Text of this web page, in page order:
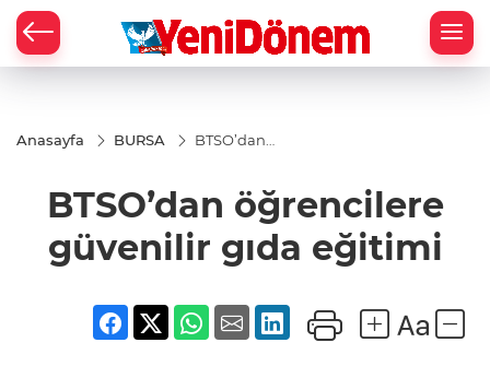
Anasayfa BURSA
BTSO’dan
eğitimi
BTSO’dan öğrencilere
güvenilir gıda eğitimi